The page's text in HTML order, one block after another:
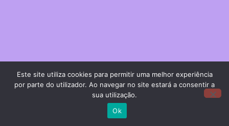
Este site utiliza cookies para permitir uma melhor experiência
por parte do utilizador. Ao navegar no site estará a consentir a
sua utilização.
Ok